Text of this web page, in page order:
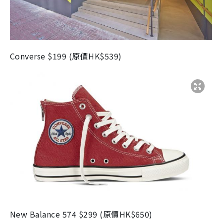
Converse $199 (原價HK$539)
New Balance 574 $299 (原價HK$650)